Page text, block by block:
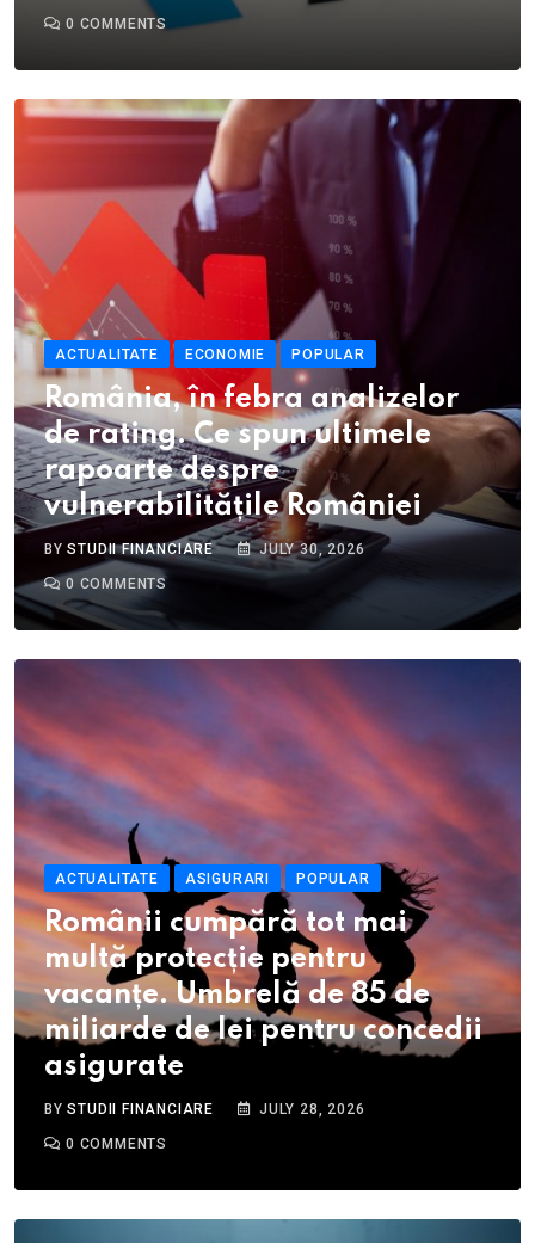
0 COMMENTS
ACTUALITATE ECONOMIE POPULAR
România, în febra analizelor
de rating. Ce spun ultimele
rapoarte despre
vulnerabilitățile României
BYSTUDII FINANCIARE JULY 30, 2026
0 COMMENTS
ACTUALITATE ASIGURARI POPULAR
Românii cumpără tot mai
multă protecție pentru
vacanțe. Umbrelă de 85 de
miliarde de lei pentru concedii
asigurate
BYSTUDII FINANCIARE JULY 28, 2026
0 COMMENTS